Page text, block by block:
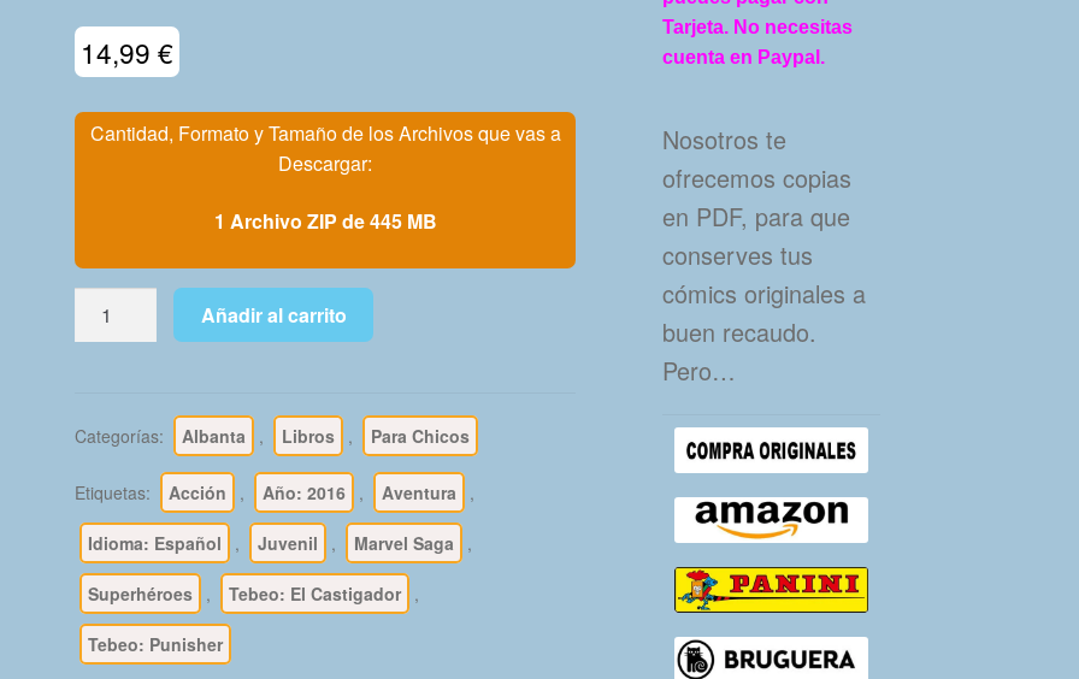
14,99€
Cantidad, Formato y Tamaño de los Archivos que vas a
Descargar:
1 Archivo ZIP de 445 MB
CASTIGADOR
2016
-
Marvel
Saga
-
Colección
Completa
-
Añadir al carrito
Categorías: Albanta , Libros , Para Chicos
Etiquetas: Acción , Año: 2016 , Aventura ,
Idioma: Español , Juvenil , Marvel Saga ,
Superhéroes , Tebeo: El Castigador ,
Tebeo: Punisher
Tarjeta. No necesitas
cuenta en Paypal.
Nosotros te
ofrecemos copias
en PDF, para que
conserves tus
cómics originales a
buen recaudo.
Pero…